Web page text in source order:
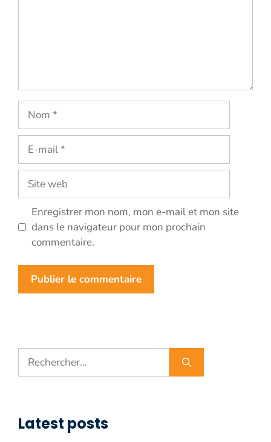
Nom
mail
Site
web
Enregistrer mon nom, mon e-mail et mon site
dans le navigateur pour mon prochain
commentaire.
Rechercher :
Latest posts